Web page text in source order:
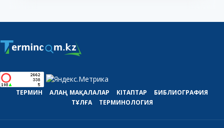
ТЕРМИН АЛАҢ МАҚАЛАЛАР КІТАПТАР
БИБЛИОГРАФИЯ
ТҰЛҒА
ТЕРМИНОЛОГИЯ